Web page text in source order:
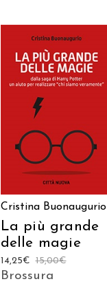
AGGIUNGI AL
CARRELLO
Cristina Buonaugurio
La più grande
delle magie
15,00€
14,25€
Brossura